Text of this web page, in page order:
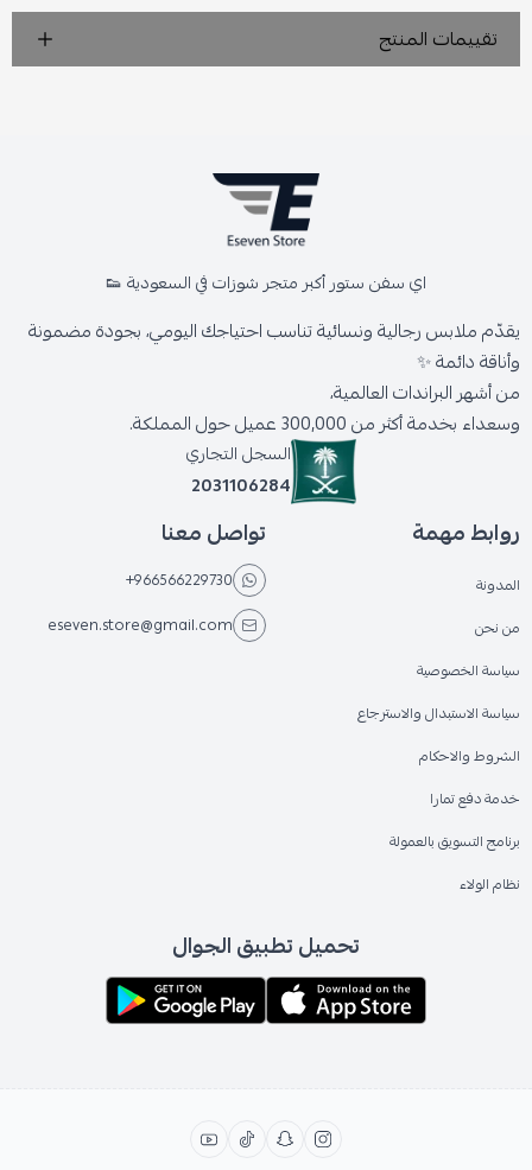
تقييمات المنتج
اي سفن ستور أكبر متجر شوزات في السعودية 👟
يقدّم ملابس رجالية ونسائية تناسب احتياجك اليومي، بجودة مضمونة
وأناقة دائمة ✨
من أشهر البراندات العالمية،
وسعداء بخدمة أكثر من 300,000 عميل حول المملكة.
السجل التجاري
2031106284
روابط مهمة
المدونة
من نحن
سياسة الخصوصية
سياسة الاستبدال والاسترجاع
الشروط والاحكام
خدمة دفع تمارا
برنامج التسويق بالعمولة
نظام الولاء
تواصل معنا
+966566229730
eseven.store@gmail.com
تحميل تطبيق الجوال